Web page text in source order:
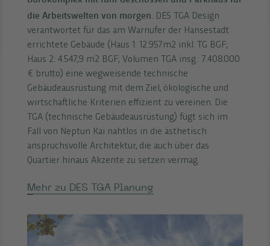
die Arbeitswelten von morgen. DES TGA Design
verantwortet für das am Warnufer der Hansestadt
errichtete Gebäude (Haus 1: 12.957m2 inkl. TG BGF;
Haus 2: 4.547,9 m2 BGF; Volumen TGA insg.: 7.408.000
€ brutto) eine wegweisende technische
Gebäudeausrüstung mit dem Ziel, ökologische und
wirtschaftliche Kriterien effizient zu vereinen. Die
TGA (technische Gebäudeausrüstung) fügt sich im
Fall von Neptun Kai nahtlos in die ästhetisch
anspruchsvolle Architektur, die auch über das
Quartier hinaus Akzente zu setzen vermag.
Mehr zu DES TGA Planung